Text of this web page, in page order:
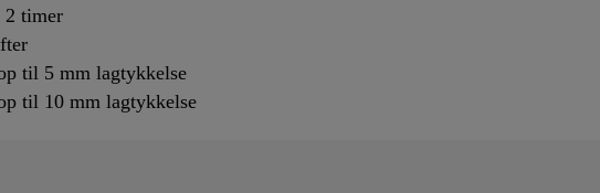
2 timer
til 5 mm lagtykkelse
til 10 mm lagtykkelse